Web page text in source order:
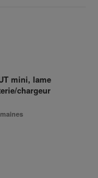
mini, lame
chargeur